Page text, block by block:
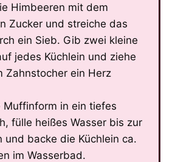
Himbeeren mit dem
Zucker und streiche das
ein Sieb. Gib zwei kleine
jedes Küchlein und ziehe
Zahnstocher ein Herz
Muffinform in ein tiefes
fülle heißes Wasser bis zur
und backe die Küchlein ca.
im Wasserbad.